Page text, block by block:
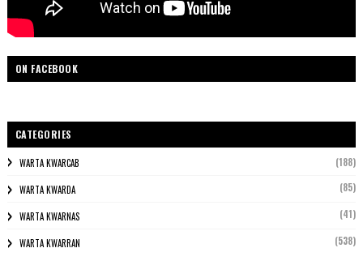
ON FACEBOOK
CATEGORIES
WARTA KWARCAB (188)
WARTA KWARDA (85)
WARTA KWARNAS (41)
WARTA KWARRAN (538)